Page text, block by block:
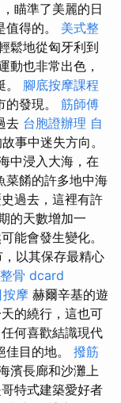
瞄準了美麗的日
得的。 美式整
鬆地從匈牙利到
動也非常出色，
腳底按摩課程
發現。 筋師傅
去 台胞證辦理 自
事中迷失方向。
中浸入大海，在
菜餚的許多地中海
過去，這裡有許
的天數增加一
能會發生變化。
以其保存最精心
骨 dcard
按摩 赫爾辛基的遊
的繞行，這也可
任何喜歡結識現代
目的地。 撥筋
濱長廊和沙灘上
特式建築愛好者